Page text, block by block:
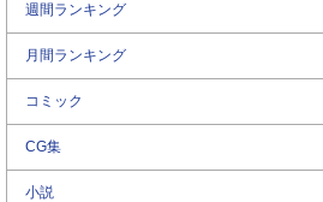
週間ランキング
月間ランキング
コミック
CG集
小説